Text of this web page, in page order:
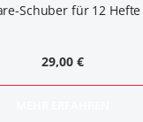
Schuber für 12 Hefte
29,00 €